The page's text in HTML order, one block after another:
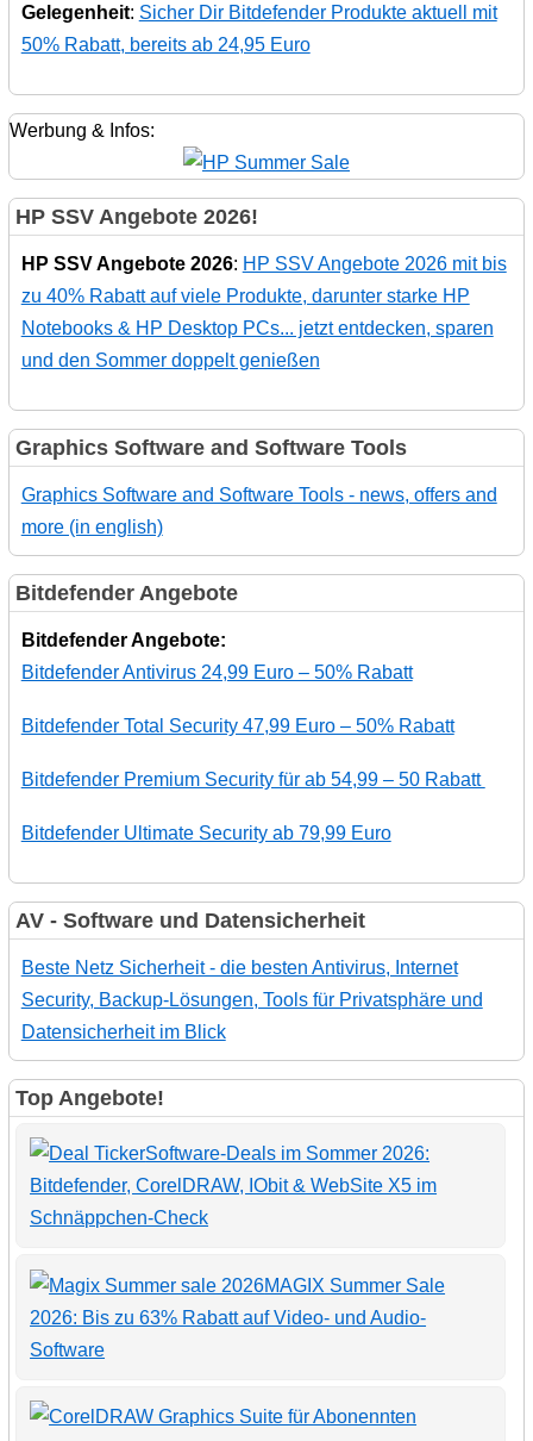
Gelegenheit: Sicher Dir Bitdefender Produkte aktuell mit
50% Rabatt, bereits ab 24,95 Euro
Werbung & Infos:
HP SSV Angebote 2026!
HP SSV Angebote 2026: HP SSV Angebote 2026 mit bis
zu 40% Rabatt auf viele Produkte, darunter starke HP
Notebooks & HP Desktop PCs... jetzt entdecken, sparen
und den Sommer doppelt genießen
Graphics Software and Software Tools
Graphics Software and Software Tools - news, offers and
more (in english)
Bitdefender Angebote
Bitdefender Angebote:
Bitdefender Antivirus 24,99 Euro – 50% Rabatt
Bitdefender Total Security 47,99 Euro – 50% Rabatt
Bitdefender Premium Security für ab 54,99 – 50 Rabatt
Bitdefender Ultimate Security ab 79,99 Euro
AV - Software und Datensicherheit
Beste Netz Sicherheit - die besten Antivirus, Internet
Security, Backup-Lösungen, Tools für Privatsphäre und
Datensicherheit im Blick
Top Angebote!
Software-Deals im Sommer 2026:
Bitdefender, CorelDRAW, IObit & WebSite X5 im
Schnäppchen-Check
MAGIX Summer Sale
2026: Bis zu 63% Rabatt auf Video- und Audio-
Software